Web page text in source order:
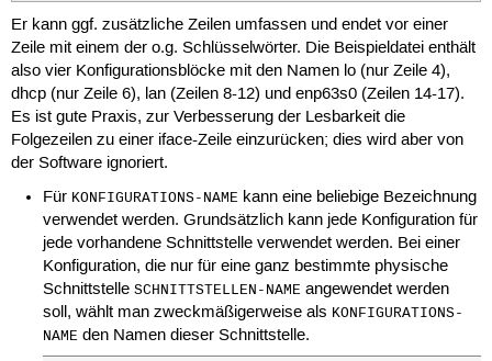
Er kann ggf. zusätzliche Zeilen umfassen und endet vor einer
Zeile mit einem der o.g. Schlüsselwörter. Die Beispieldatei enthält
also vier Konfigurationsblöcke mit den Namen lo (nur Zeile 4),
dhcp (nur Zeile 6), lan (Zeilen 8-12) und enp63s0 (Zeilen 14-17).
Es ist gute Praxis, zur Verbesserung der Lesbarkeit die
Folgezeilen zu einer iface-Zeile einzurücken; dies wird aber von
der Software ignoriert.
Für KONFIGURATIONS-NAME kann eine beliebige Bezeichnung
verwendet werden. Grundsätzlich kann jede Konfiguration für
jede vorhandene Schnittstelle verwendet werden. Bei einer
Konfiguration, die nur für eine ganz bestimmte physische
SchnittstelleSCHNITTSTELLEN-NAME angewendet werden
soll, wählt man zweckmäßigerweise als KONFIGURATIONS-
NAME den Namen dieser Schnittstelle.